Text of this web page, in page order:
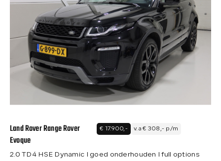
Land Rover Range Rover
Evoque
€ 17.900,- v.a € 308,- p/m
2.0 TD4 HSE Dynamic I goed onderhouden I full options